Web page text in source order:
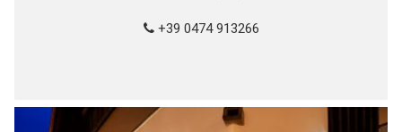
+39 0474 913266